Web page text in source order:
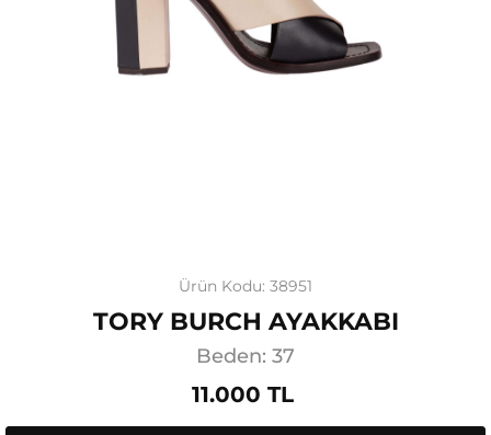
Ürün Kodu: 38951
TORY BURCH AYAKKABI
Beden: 37
11.000 TL